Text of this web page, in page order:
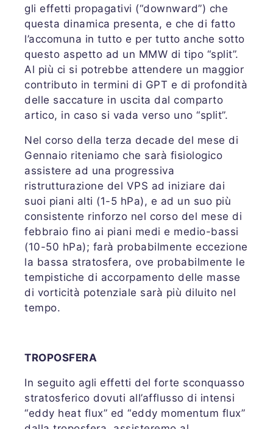
gli effetti propagativi (“downward”) che
questa dinamica presenta, e che di fatto
l’accomuna in tutto e per tutto anche sotto
questo aspetto ad un MMW di tipo “split”.
Al più ci si potrebbe attendere un maggior
contributo in termini di GPT e di profondità
delle saccature in uscita dal comparto
artico, in caso si vada verso uno “split”.
Nel corso della terza decade del mese di
Gennaio riteniamo che sarà fisiologico
assistere ad una progressiva
ristrutturazione del VPS ad iniziare dai
suoi piani alti (1-5 hPa), e ad un suo più
consistente rinforzo nel corso del mese di
febbraio fino ai piani medi e medio-bassi
(10-50 hPa); farà probabilmente eccezione
la bassa stratosfera, ove probabilmente le
tempistiche di accorpamento delle masse
di vorticità potenziale sarà più diluito nel
tempo.
TROPOSFERA
In seguito agli effetti del forte sconquasso
stratosferico dovuti all’afflusso di intensi
“eddy heat flux” ed “eddy momentum flux”